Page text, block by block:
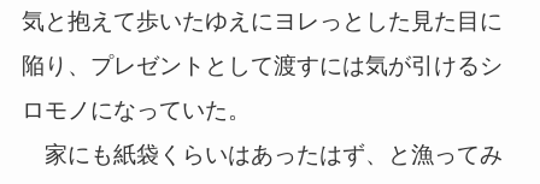
気と抱えて歩いたゆえにヨレっとした見た目に
陥り、プレゼントとして渡すには気が引けるシ
ロモノになっていた。
家にも紙袋くらいはあったはず、と漁ってみ